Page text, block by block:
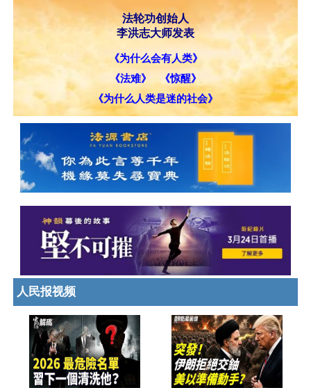
法轮功创始人
李洪志大师发表
《为什么会有人类》
《法难》
《惊醒》
《为什么人类是迷的社会》
人民报视频